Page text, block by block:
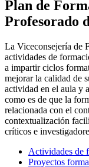
Plan de
Profesorado
La Viceconsejería de
actividades de
a impartir ciclos
mejorar la calidad de
actividad en el aula y
como es de que la
relacionada con el
contextualización
críticos e
Actividades de
Proyectos